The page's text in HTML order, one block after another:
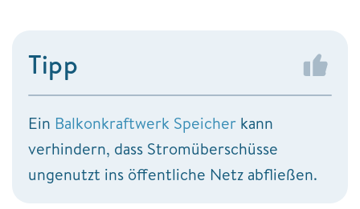
Tipp
Ein Balkonkraftwerk Speicher kann
verhindern, dass Stromüberschüsse
ungenutzt ins öffentliche Netz abfließen.